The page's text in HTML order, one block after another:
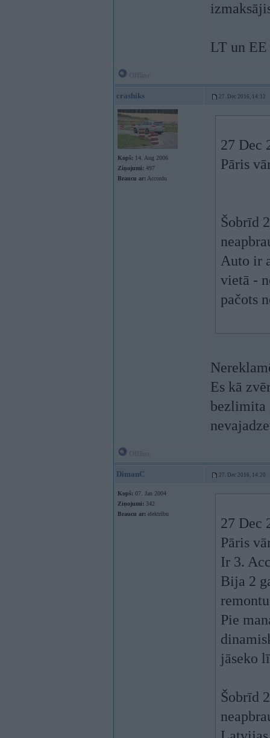
LT un
crashiks 27. Dec 2016, 14:12
Kopš: 14. Aug 2006
Ziņojumi: 497
Braucu ar: Accordu
27 Dec
Pāris
Šobrīd
Auto ir
vietā -
pačots
Es kā
bezlimita
DimanC 27. Dec 2016, 14:20
Kopš: 07. Jan 2004
Ziņojumi: 342
Braucu ar: elektrību
27 Dec
Pāris
Ir 3.
Bija 2
Pie
jāseko
Šobrīd